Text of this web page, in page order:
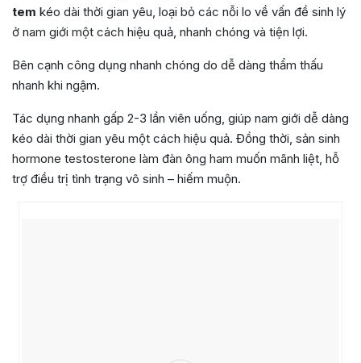
tem kéo dài thời gian yêu, loại bỏ các nỗi lo về vấn đề sinh lý
ở nam giới một cách hiệu quả, nhanh chóng và tiện lợi.
Bên cạnh công dụng nhanh chóng do dễ dàng thẩm thấu
nhanh khi ngậm.
Tác dụng nhanh gấp 2-3 lần viên uống, giúp nam giới dễ dàng
kéo dài thời gian yêu một cách hiệu quả. Đồng thời, sản sinh
hormone testosterone làm đàn ông ham muốn mãnh liệt, hỗ
trợ điều trị tình trạng vô sinh – hiếm muộn.